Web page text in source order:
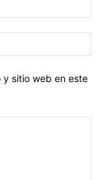
y sitio web en este